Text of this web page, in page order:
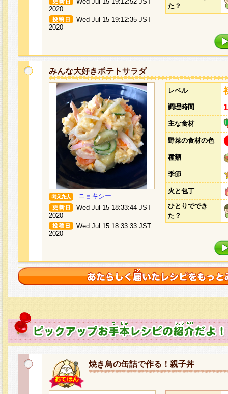
2020
Wed Jul 15 19:12:35 JST
2020
た？
みんな大好きポテトサラダ
ニョキシー
Wed Jul 15 18:33:44 JST
2020
Wed Jul 15 18:33:33 JST
2020
レベル
調理時間
主な食材
野菜の食材の色
種類
季節
火と包丁
ひとりででき
た？
焼き鳥の缶詰で作る！親子丼